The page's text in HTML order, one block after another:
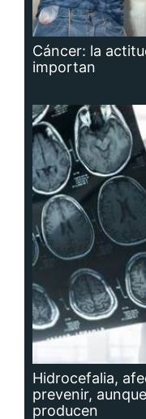
Cáncer: la
importan
Hidrocefalia,
prevenir,
producen